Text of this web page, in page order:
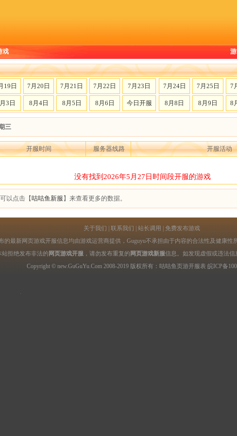
戏
19日 7月20日 7月21日 7月22日 7月23日 7月24日 7月25日 7
3日 8月4日 8月5日 8月6日 今日开服 8月8日 8月9日 8
三
开服时间 服务器线路 开服活动
没有找到2026年5月27日时间段开服的游戏
以点击【咕咕鱼新服 】来查看更多的数据。
关于我们 联系我们 站长调用
免费发布游戏
的最新网页游戏开服信息均由游戏运营商提供，Guguyu不承担由于内容的合法性及健康性
站拒绝发布非法的 网页游戏开服 ，请勿发布重复的 网页游戏新服信息。如发现虚假或违法信
Copyright © new.GuGuYu.Com 2008-2019 版权所有：咕咕鱼页游开服表 皖ICP备